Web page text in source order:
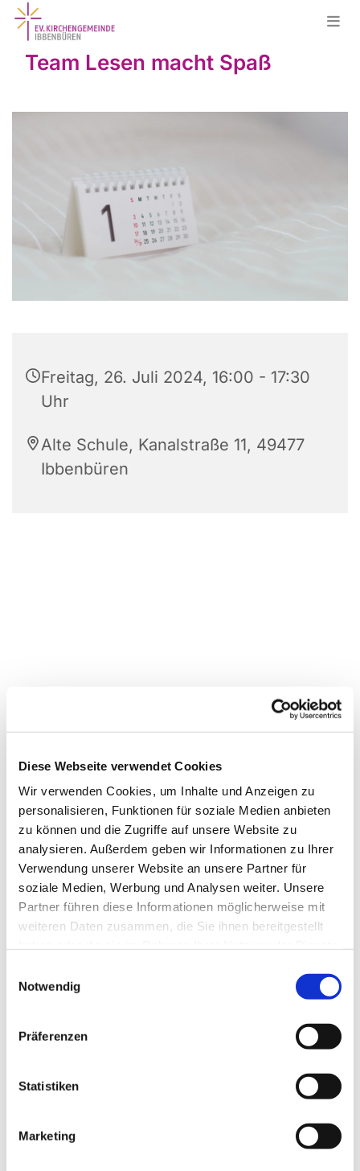
Diese Webseite verwendet Cookies
Wir verwenden Cookies, um Inhalte und Anzeigen zu
personalisieren, Funktionen für soziale Medien anbieten
zu können und die Zugriffe auf unsere Website zu
analysieren. Außerdem geben wir Informationen zu Ihrer
Verwendung unserer Website an unsere Partner für
soziale Medien, Werbung und Analysen weiter. Unsere
Partner führen diese Informationen möglicherweise mit
weiteren Daten zusammen, die Sie ihnen bereitgestellt
Notwendig
Präferenzen
Statistiken
Marketing
Team Lesen macht Spaß
Freitag, 26. Juli 2024, 16:00 - 17:30
Uhr
Alte Schule, Kanalstraße 11, 49477
Ibbenbüren
Dies könnte Sie auch
interessieren